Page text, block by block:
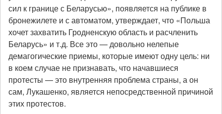
сил к границе с Беларусью», появляется на публике в
бронежилете и с автоматом, утверждает, что «Польша
хочет захватить Гродненскую область и расчленить
Беларусь» и т.д. Все это — довольно нелепые
демагогические приемы, которые имеют одну цель: ни
в коем случае не признавать, что начавшиеся
протесты — это внутренняя проблема страны, а он
сам, Лукашенко, является непосредственной причиной
этих протестов.